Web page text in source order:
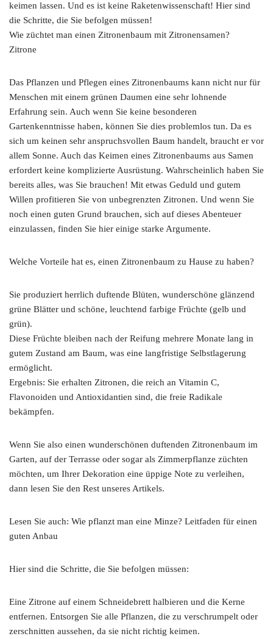
keimen lassen. Und es ist keine Raketenwissenschaft! Hier sind
die Schritte, die Sie befolgen müssen!
Wie züchtet man einen Zitronenbaum mit Zitronensamen?
Zitrone
Das Pflanzen und Pflegen eines Zitronenbaums kann nicht nur für
Menschen mit einem grünen Daumen eine sehr lohnende
Erfahrung sein. Auch wenn Sie keine besonderen
Gartenkenntnisse haben, können Sie dies problemlos tun. Da es
sich um keinen sehr anspruchsvollen Baum handelt, braucht er vor
allem Sonne. Auch das Keimen eines Zitronenbaums aus Samen
erfordert keine komplizierte Ausrüstung. Wahrscheinlich haben Sie
bereits alles, was Sie brauchen! Mit etwas Geduld und gutem
Willen profitieren Sie von unbegrenzten Zitronen. Und wenn Sie
noch einen guten Grund brauchen, sich auf dieses Abenteuer
einzulassen, finden Sie hier einige starke Argumente.
Welche Vorteile hat es, einen Zitronenbaum zu Hause zu haben?
Sie produziert herrlich duftende Blüten, wunderschöne glänzend
grüne Blätter und schöne, leuchtend farbige Früchte (gelb und
grün).
Diese Früchte bleiben nach der Reifung mehrere Monate lang in
gutem Zustand am Baum, was eine langfristige Selbstlagerung
ermöglicht.
Ergebnis: Sie erhalten Zitronen, die reich an Vitamin C,
Flavonoiden und Antioxidantien sind, die freie Radikale
bekämpfen.
Wenn Sie also einen wunderschönen duftenden Zitronenbaum im
Garten, auf der Terrasse oder sogar als Zimmerpflanze züchten
möchten, um Ihrer Dekoration eine üppige Note zu verleihen,
dann lesen Sie den Rest unseres Artikels.
Lesen Sie auch: Wie pflanzt man eine Minze? Leitfaden für einen
guten Anbau
Hier sind die Schritte, die Sie befolgen müssen:
Eine Zitrone auf einem Schneidebrett halbieren und die Kerne
entfernen. Entsorgen Sie alle Pflanzen, die zu verschrumpelt oder
zerschnitten aussehen, da sie nicht richtig keimen.